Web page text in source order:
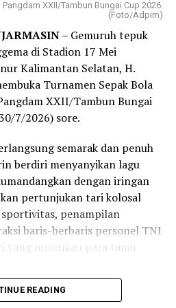
penggerak perekonomian
bagi pemegang saham,
perbankan berkualitas.
Kalsel meliputi layanan
serta layanan khusus
Kredit Multiguna Plus, dan
Ekonomi dan Keuangan
BUMD milik Pemprov
Ketua Komisinya H
mengikuti. rapat Badan
pimpinan rapat tersebut
Jahrian.
XXII/Tambun Bungai Cup 2026.
(Foto/Adpim)
– Gemuruh tepuk
di Stadion 17 Mei
Kalimantan Selatan, H.
Turnamen Sepak Bola
XXII/Tambun Bungai
7/2026) sore.
semarak dan penuh
berdiri menyanyikan lagu
dengan iringan
pertunjukan tari kolosal
penampilan
baris-berbaris personel TNI
memukau para tamu
ketika bendera turnamen
READING